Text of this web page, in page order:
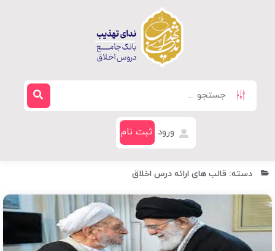
ورود ثبت نام
دسته: قالب های ارائه درس اخلاق